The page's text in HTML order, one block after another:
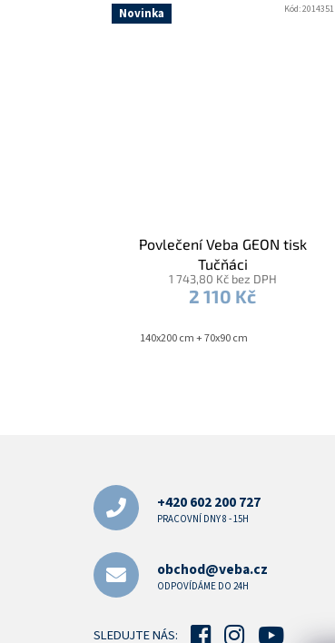
Novinka
Povlečení Veba GEON tisk
Tučňáci
1 743,80 Kč bez DPH
2 110 Kč
140x200 cm + 70x90 cm
Kód:2014351
+420 602 200 727
PRACOVNÍ DNY 8 - 15H
obchod@veba.cz
ODPOVÍDÁME DO 24H
SLEDUJTE NÁS: